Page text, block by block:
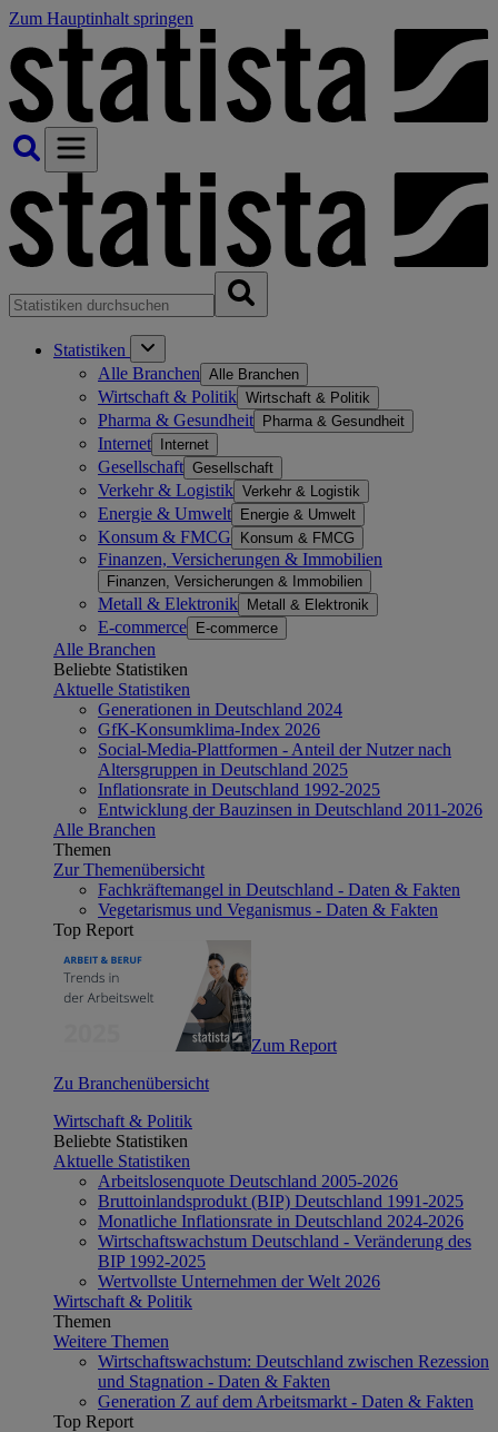
Zum Hauptinhalt springen
Statistiken
Alle Branchen Alle Branchen
Wirtschaft & Politik Wirtschaft & Politik
Pharma & Gesundheit Pharma & Gesundheit
Internet Internet
Gesellschaft Gesellschaft
Verkehr & Logistik Verkehr & Logistik
Energie & Umwelt Energie & Umwelt
Konsum & FMCG Konsum & FMCG
Finanzen, Versicherungen & Immobilien
Finanzen, Versicherungen & Immobilien
Metall & Elektronik Metall & Elektronik
E-commerce E-commerce
Alle Branchen
Beliebte Statistiken
Aktuelle Statistiken
Generationen in Deutschland 2024
GfK-Konsumklima-Index 2026
Social-Media-Plattformen - Anteil der Nutzer nach
Altersgruppen in Deutschland 2025
Inflationsrate in Deutschland 1992-2025
Entwicklung der Bauzinsen in Deutschland 2011-2026
Alle Branchen
Themen
Zur Themenübersicht
Fachkräftemangel in Deutschland - Daten & Fakten
Vegetarismus und Veganismus - Daten & Fakten
Top Report
Zum Report
Zu Branchenübersicht
Wirtschaft & Politik
Beliebte Statistiken
Aktuelle Statistiken
Arbeitslosenquote Deutschland 2005-2026
Bruttoinlandsprodukt (BIP) Deutschland 1991-2025
Monatliche Inflationsrate in Deutschland 2024-2026
Wirtschaftswachstum Deutschland - Veränderung des
BIP 1992-2025
Wertvollste Unternehmen der Welt 2026
Wirtschaft & Politik
Themen
Weitere Themen
Wirtschaftswachstum: Deutschland zwischen Rezession
und Stagnation - Daten & Fakten
Generation Z auf dem Arbeitsmarkt - Daten & Fakten
Top Report